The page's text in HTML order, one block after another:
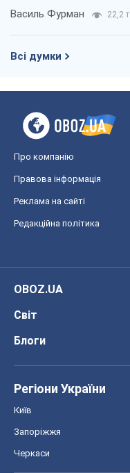
Василь Фурман 22,2 т.
Всі думки
Про компанію
Правова інформація
Реклама на сайті
Редакційна політика
OBOZ.UA
Світ
Блоги
Регіони України
Київ
Запоріжжя
Черкаси